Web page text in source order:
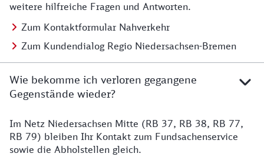
weitere hilfreiche Fragen und Antworten.
Zum Kontaktformular Nahverkehr
Zum Kundendialog Regio Niedersachsen-Bremen
Wie bekomme ich verloren gegangene
Gegenstände wieder?
Details zu Kontakt
Im Netz Niedersachsen Mitte (RB 37, RB 38, RB 77,
RB 79) bleiben Ihr Kontakt zum Fundsachenservice
sowie die Abholstellen gleich.